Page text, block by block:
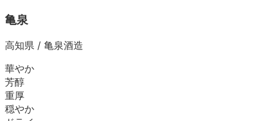
亀泉
高知県 / 亀泉酒造
華やか
芳醇
重厚
穏やか